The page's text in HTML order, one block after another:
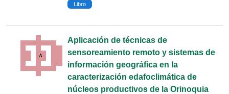
Libro
Aplicación de técnicas de
sensoreamiento remoto y sistemas de
información geográfica en la
caracterización edafoclimática de
núcleos productivos de la Orinoquia